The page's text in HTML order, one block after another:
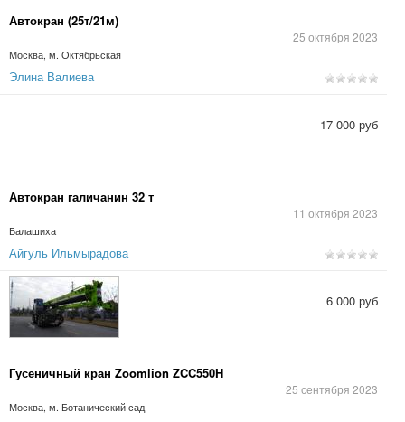
Автокран (25т/21м)
25 октября 2023
Москва, м. Октябрьская
Элина Валиева
Автокран галичанин 32 т
11 октября 2023
Балашиха
17 000 руб
Айгуль Ильмырадова
Гусеничный кран Zoomlion ZCC550H
25 сентября 2023
Москва, м. Ботанический сад
6 000 руб